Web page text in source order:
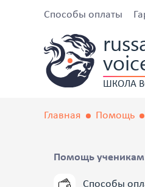
Способы оплаты
ШКОЛА
Главная Помощь
Помощь ученикам
Способы